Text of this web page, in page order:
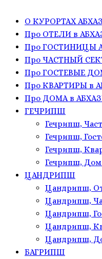
О КУРОРТАХ
Про ОТЕЛИ в
Про ГОСТИНИЦЫ
Про ЧАСТНЫЙ
Про ГОСТЕВЫЕ
Про КВАРТИРЫ в
Про ДОМА в
ГЕЧРИПШ
Гечрипш,
Гечрипш,
Гечрипш,
Гечрипш,
ЦАНДРИПШ
Цандрипш,
Цандрипш,
Цандрипш,
Цандрипш,
Цандрипш,
БАГРИПШ